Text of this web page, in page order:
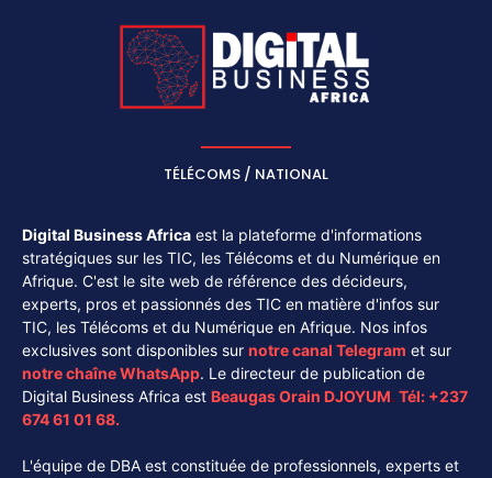
TÉLÉCOMS / NATIONAL
Digital Business Africa est la plateforme d'informations
stratégiques sur les TIC, les Télécoms et du Numérique en
Afrique. C'est le site web de référence des décideurs,
experts, pros et passionnés des TIC en matière d'infos sur
TIC, les Télécoms et du Numérique en Afrique. Nos infos
exclusives sont disponibles sur notre canal Telegram et sur
notre chaîneWhatsApp. Le directeur de publication de
Digital Business Africa est Beaugas Orain DJOYUM. Tél: +237
674 61 01 68.
L'équipe de DBA est constituée de professionnels, experts et